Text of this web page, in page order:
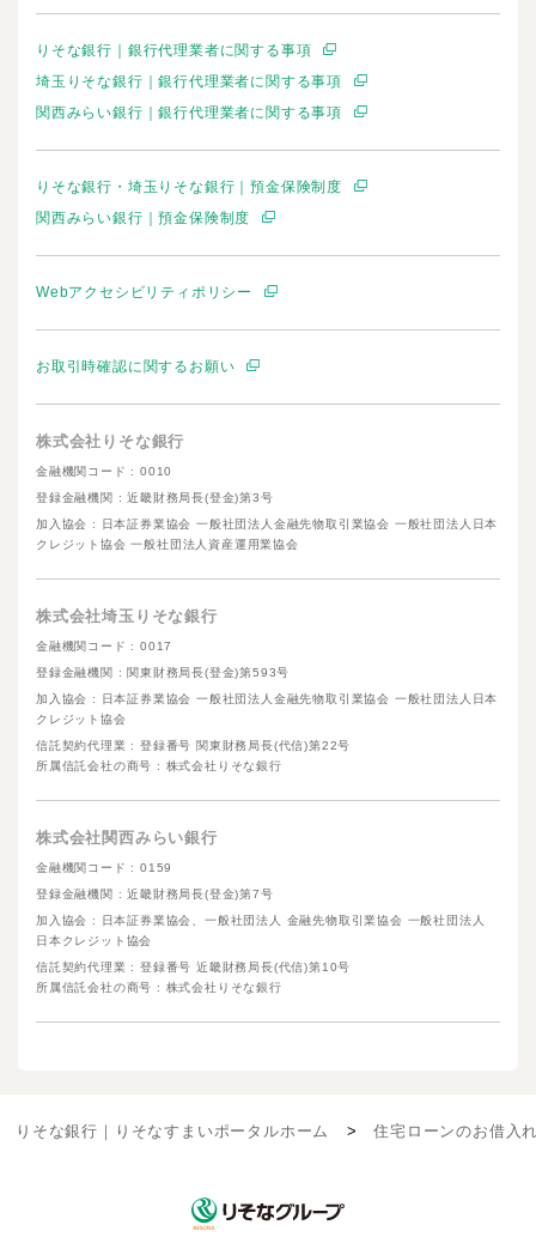
りそな銀行｜銀行代理業者に関する事項
埼玉りそな銀行｜銀行代理業者に関する事項
関西みらい銀行｜銀行代理業者に関する事項
りそな銀行・埼玉りそな銀行｜預金保険制度
関西みらい銀行｜預金保険制度
Webアクセシビリティポリシー
お取引時確認に関するお願い
株式会社りそな銀行
金融機関コード : 0010
登録金融機関 : 近畿財務局長(登金)第3号
加入協会 : 日本証券業協会 一般社団法人金融先物取引業協会 一般社団法人日本
クレジット協会 一般社団法人資産運用業協会
株式会社埼玉りそな銀行
金融機関コード : 0017
登録金融機関 : 関東財務局長(登金)第593号
加入協会 : 日本証券業協会 一般社団法人金融先物取引業協会 一般社団法人日本
クレジット協会
信託契約代理業 : 登録番号 関東財務局長(代信)第22号
所属信託会社の商号 : 株式会社りそな銀行
株式会社関西みらい銀行
金融機関コード : 0159
登録金融機関 : 近畿財務局長(登金)第7号
加入協会 : 日本証券業協会、一般社団法人 金融先物取引業協会 一般社団法人
日本クレジット協会
信託契約代理業 : 登録番号 近畿財務局長(代信)第10号
所属信託会社の商号 : 株式会社りそな銀行
りそな銀行｜りそなすまいポータルホーム 住宅ローンのお借入